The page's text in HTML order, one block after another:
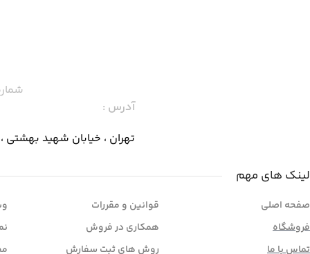
آدرس :
تهران ، خیابان شهید بهشتی ،
لینک های مهم
صفحه اصلی
فروشگاه
تماس با ما
قوانین و مقررات
همکاری در فروش
روش های ثبت سفارش